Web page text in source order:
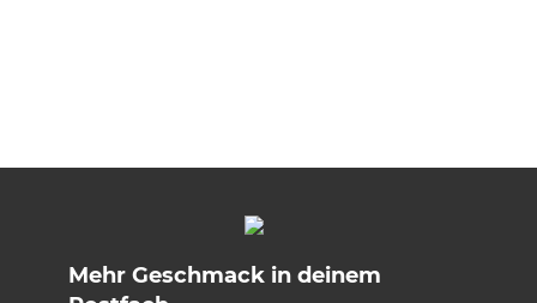
Mehr Geschmack in deinem